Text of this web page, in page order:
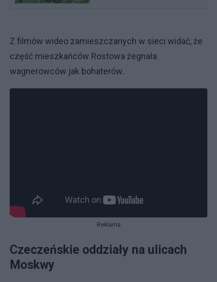
Z filmów wideo zamieszczanych w sieci widać, że
część mieszkańców Rostowa żegnała
wagnerowców jak bohaterów.
Reklama
Czeczeńskie oddziały na ulicach
Moskwy